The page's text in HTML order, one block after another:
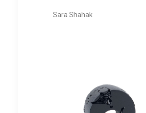
Sara Shahak